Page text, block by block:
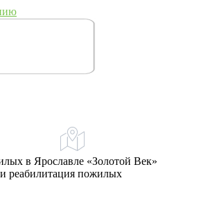
Ярославль, ул. Свободы, 71А
в Ярославле «Золотой Век»
реабилитация пожилых